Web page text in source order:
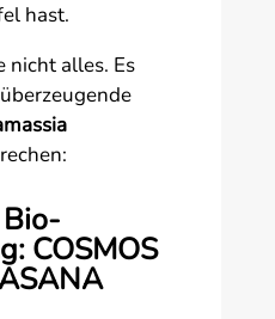
hast.
nicht alles. Es
COSMOS